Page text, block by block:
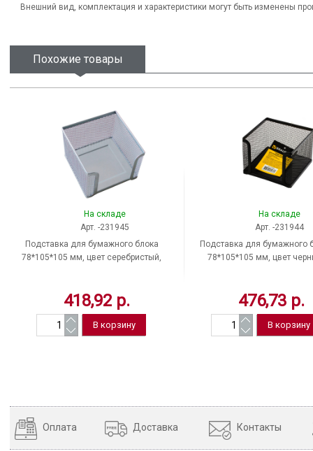
Внешний вид, комплектация и характеристики могут быть изменены
Похожие товары
На складе
Арт. -231945
Подставка для бумажного блока
78*105*105 мм, цвет серебристый,
418,92 р.
На складе
Арт. -231944
Подставка для бумажного
78*105*105 мм, цвет
476,73 р.
Оплата Доставка Контакты